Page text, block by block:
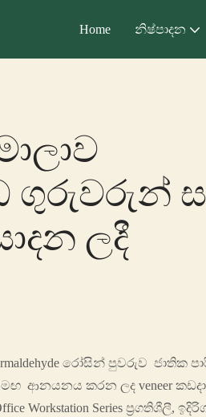
Home නිෂ්පාදන
ගුරුවරුන්
ලදී
රෝසින් පුවරුව ජාතික
ආනයනය කරන ලද veneer
Workstation Series